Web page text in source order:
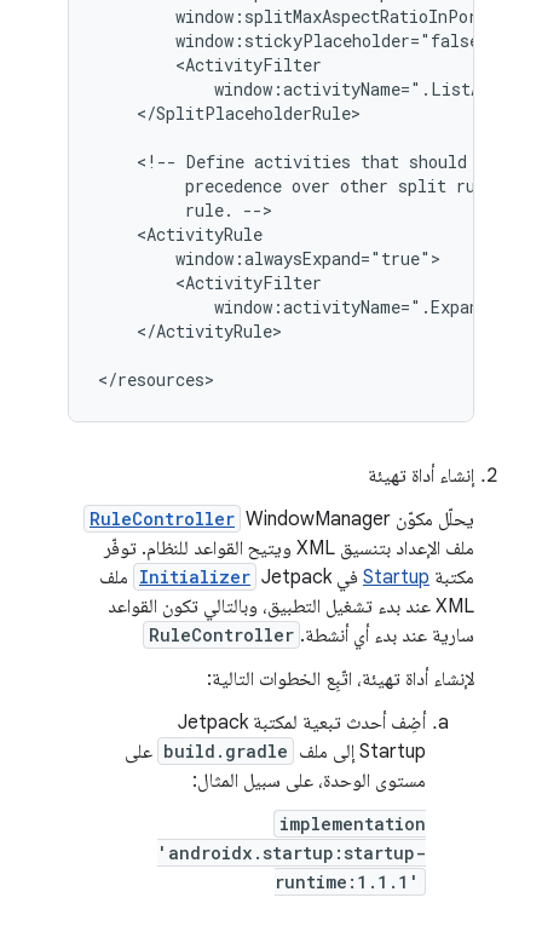
</SplitPlaceholderRule>
<!-- Define activities that should
precedence over other split rules
rule.
</ActivityRule>
إنشاء أداة تهيئة
يحلّل مكوّن WindowManager
RuleController
ملف الإعداد بتنسيق XML ويتيح القواعد للنظام. توفّر
مكتبة Startup في Jetpack Initializer ملف
XML عند بدء تشغيل التطبيق، وبالتالي تكون القواعد
سارية عند بدء أي أنشطة. RuleController
لإنشاء أداة تهيئة، اتّبِع الخطوات التالية:
أضِف أحدث تبعية لمكتبة Jetpack
Startup إلى ملف
build.gradle على
مستوى الوحدة، على سبيل المثال:
implementation
'androidx.startup:startup-
runtime:1.1.1'